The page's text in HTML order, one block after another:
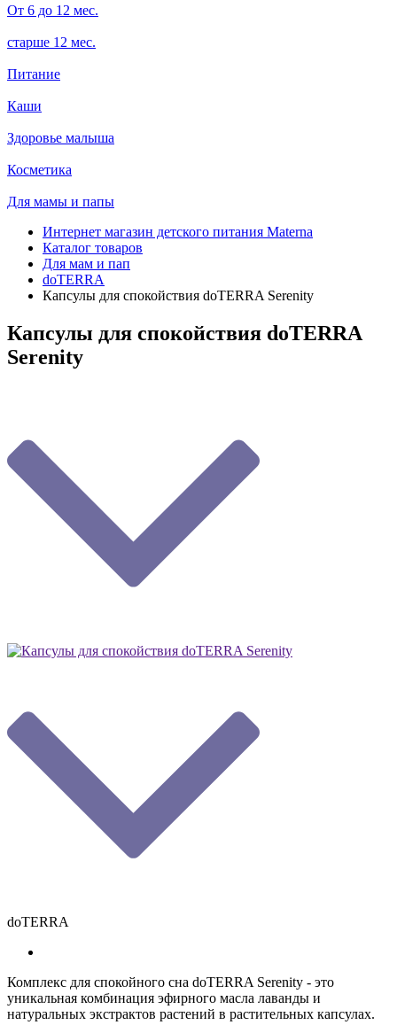
От 6 до 12 мес.
старше 12 мес.
Питание
Каши
Здоровье малыша
Косметика
Для мамы и папы
Интернет магазин детского питания Materna
Каталог товаров
Для мам и пап
doTERRA
Капсулы для спокойствия doTERRA Serenity
Капсулы для спокойствия doTERRA
Serenity
doTERRA
Комплекс для спокойного сна doTERRA Serenity - это
уникальная комбинация эфирного масла лаванды и
натуральных экстрактов растений в растительных капсулах.